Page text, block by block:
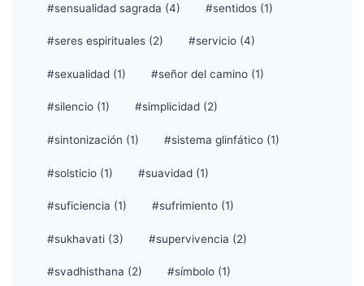
#sensualidad sagrada (4) #sentidos (1)
#seres espirituales (2) #servicio (4)
#sexualidad (1) #señor del camino (1)
#silencio (1) #simplicidad (2)
#sintonización (1) #sistema glinfático (1)
#solsticio (1) #suavidad (1)
#suficiencia (1) #sufrimiento (1)
#sukhavati (3) #supervivencia (2)
#svadhisthana (2) #símbolo (1)